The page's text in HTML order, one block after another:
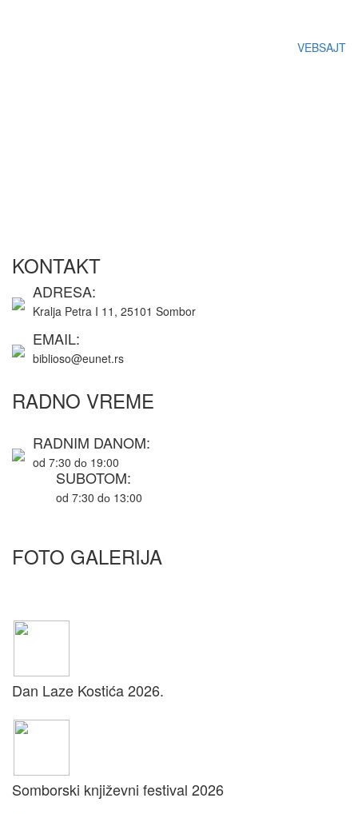
VEBSAJT
KONTAKT
ADRESA:
Kralja Petra I 11, 25101 Sombor
EMAIL:
biblioso@eunet.rs
RADNO VREME
RADNIM DANOM:
od 7:30 dо 19:00
SUBOTOM:
od 7:30 dо 13:00
FOTO GALERIJA
Dan Laze Kostića 2026.
Somborski književni festival 2026